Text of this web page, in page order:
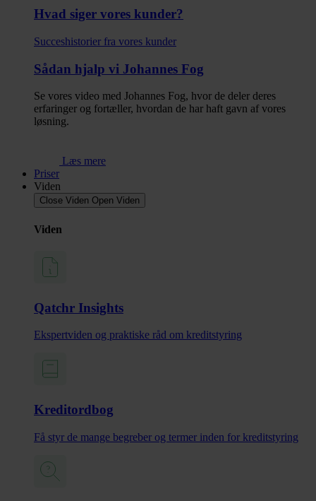
Hvad siger vores kunder?
Succes­historier fra vores kunder
Sådan hjalp vi Johannes Fog
Se vores video med Johannes Fog, hvor de deler deres
erfaringer og fortæller, hvordan de har haft gavn af vores
løsning.
Læs mere
Priser
Viden
Close Viden Open Viden
Viden
Qatchr Insights
Ekspertviden og praktiske råd om kreditstyring
Kreditordbog
Få styr de mange begreber og termer inden for kreditstyring